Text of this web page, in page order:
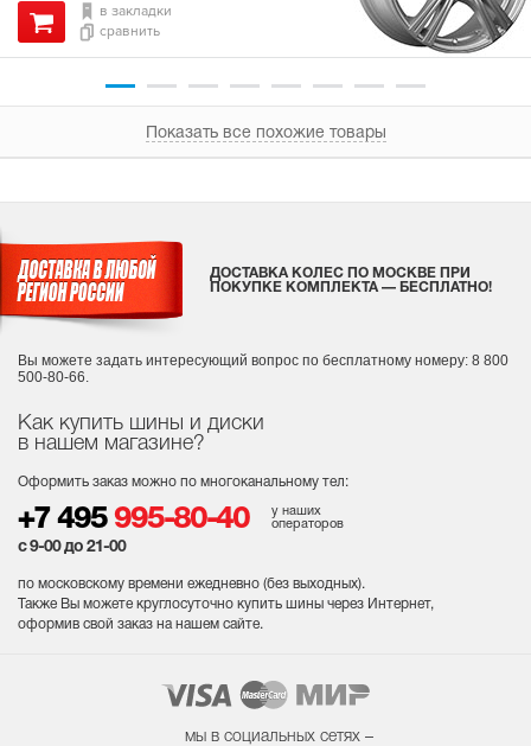
в закладки
сравнить
Показать все похожие товары
Как купить шины и диски
в нашем магазине?
Оформить заказ можно по многоканальному тел:
+7 495 995-80-40
у наших
операторов
с 9-00 до 21-00
по московскому времени ежедневно (без выходных).
Также Вы можете круглосуточно купить шины через Интернет,
оформив свой заказ на нашем сайте.
ДОСТАВКА КОЛЕС ПО МОСКВЕ ПРИ
ПОКУПКЕ КОМПЛЕКТА — БЕСПЛАТНО!
Вы можете задать интересующий вопрос по бесплатному номеру: 8 800
500-80-66.
мы в социальных сетях –